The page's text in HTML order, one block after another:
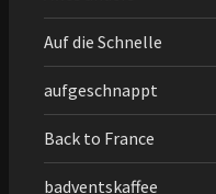
Auf die Schnelle
aufgeschnappt
Back to France
badventskaffee